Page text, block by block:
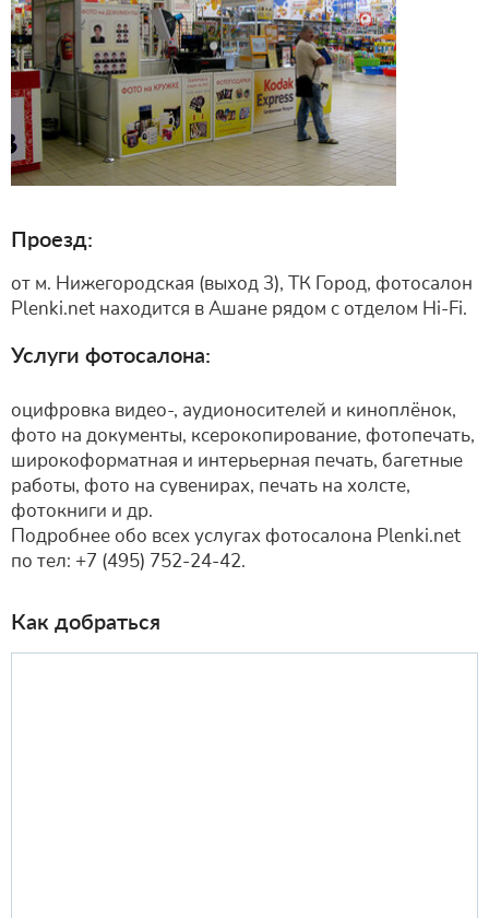
Проезд:
от м. Нижегородская (выход 3), ТК Город, фотосалон
Plenki.net находится в Ашане рядом с отделом Hi-Fi.
Услуги фотосалона:
оцифровка видео-, аудионосителей и киноплёнок,
фото на документы, ксерокопирование, фотопечать,
широкоформатная и интерьерная печать, багетные
работы, фото на сувенирах, печать на холсте,
фотокниги и др.
Подробнее обо всех услугах фотосалона Plenki.net
по тел: +7 (495) 752-24-42.
Как добраться